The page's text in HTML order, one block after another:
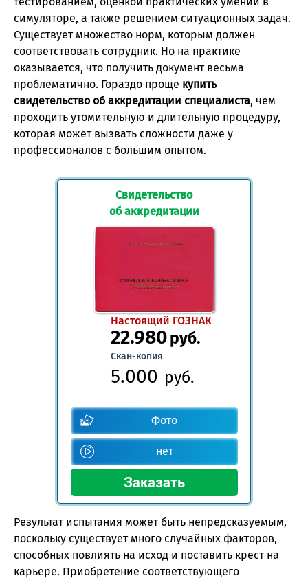
симуляторе, а также решением ситуационных задач.
Существует множество норм, которым должен
соответствовать сотрудник. Но на практике
оказывается, что получить документ весьма
проблематично. Гораздо проще купить
свидетельство об аккредитации специалиста, чем
проходить утомительную и длительную процедуру,
которая может вызвать сложности даже у
профессионалов с большим опытом.
Свидетельство
об аккредитации
Настоящий ГОЗНАК
22.980руб.
Скан-копия
5.000 руб.
Фото
нет
Результат испытания может быть непредсказуемым,
поскольку существует много случайных факторов,
способных повлиять на исход и поставить крест на
карьере. Приобретение соответствующего